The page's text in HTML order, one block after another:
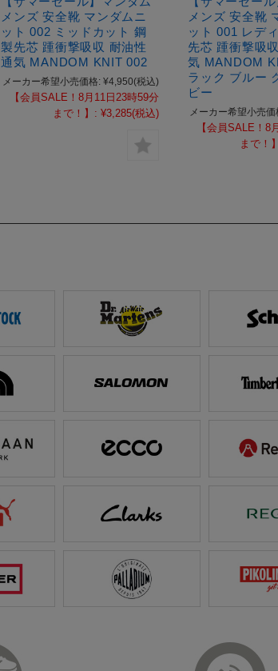
メンズ 安全靴 マンダムニ
ット 002 ミッドカット 鋼
製先芯 踵衝撃吸収 耐油性
通気 MANDOM KNIT 002
メーカー希望小売価格: ¥4,950(税込)
【会員SALE！8月11日23時59分
まで！】: ¥3,285(税込)
メンズ 安全靴
ット 001 レデ
先芯 踵衝撃吸
気 MANDOM
ラック ブルー
ビー
メーカー希望小売価
【会員SALE！8
まで！